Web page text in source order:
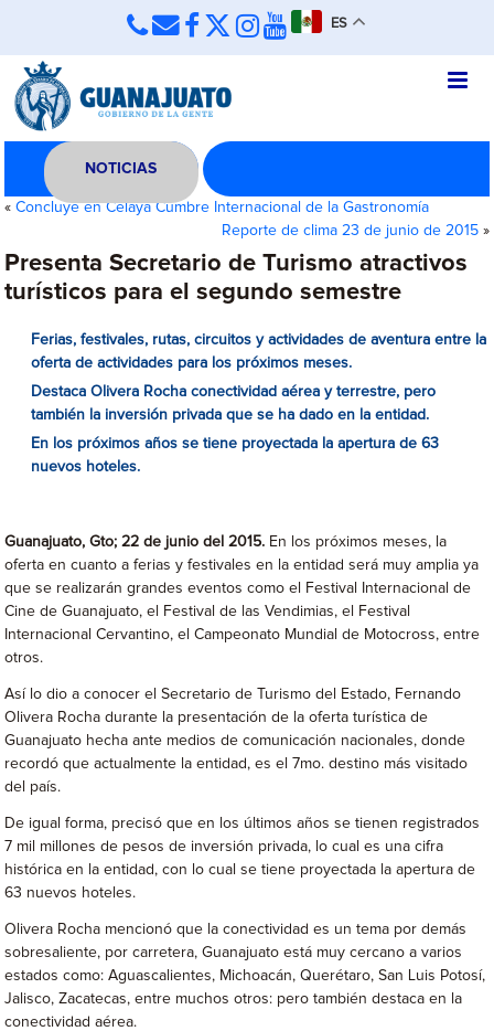
ES
NOTICIAS
«Concluye en Celaya Cumbre Internacional de la Gastronomía
Reporte de clima 23 de junio de 2015»
Presenta Secretario de Turismo atractivos
turísticos para el segundo semestre
Ferias, festivales, rutas, circuitos y actividades de aventura entre la
oferta de actividades para los próximos meses.
Destaca Olivera Rocha conectividad aérea y terrestre, pero
también la inversión privada que se ha dado en la entidad.
En los próximos años se tiene proyectada la apertura de 63
nuevos hoteles.
Guanajuato, Gto; 22 de junio del 2015. En los próximos meses, la
oferta en cuanto a ferias y festivales en la entidad será muy amplia ya
que se realizarán grandes eventos como el Festival Internacional de
Cine de Guanajuato, el Festival de las Vendimias, el Festival
Internacional Cervantino, el Campeonato Mundial de Motocross, entre
otros.
Así lo dio a conocer el Secretario de Turismo del Estado, Fernando
Olivera Rocha durante la presentación de la oferta turística de
Guanajuato hecha ante medios de comunicación nacionales, donde
recordó que actualmente la entidad, es el 7mo. destino más visitado
del país.
De igual forma, precisó que en los últimos años se tienen registrados
7 mil millones de pesos de inversión privada, lo cual es una cifra
histórica en la entidad, con lo cual se tiene proyectada la apertura de
63 nuevos hoteles.
Olivera Rocha mencionó que la conectividad es un tema por demás
sobresaliente, por carretera, Guanajuato está muy cercano a varios
estados como: Aguascalientes, Michoacán, Querétaro, San Luis Potosí,
Jalisco, Zacatecas, entre muchos otros: pero también destaca en la
conectividad aérea.